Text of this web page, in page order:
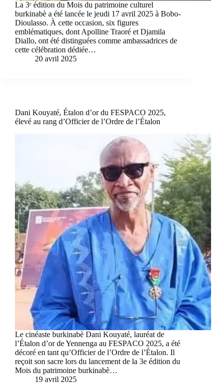
La 3ᵉ édition du Mois du patrimoine culturel
burkinabè a été lancée le jeudi 17 avril 2025 à Bobo-
Dioulasso. À cette occasion, six figures
emblématiques, dont Apolline Traoré et Djamila
Diallo, ont été distinguées comme ambassadrices de
cette célébration dédiée…
20 avril 2025
Dani Kouyaté, Étalon d’or du FESPACO 2025,
élevé au rang d’Officier de l’Ordre de l’Étalon
Le cinéaste burkinabè Dani Kouyaté, lauréat de
l’Étalon d’or de Yennenga au FESPACO 2025, a été
décoré en tant qu’Officier de l’Ordre de l’Étalon. Il
reçoit son sacre lors du lancement de la 3e édition du
Mois du patrimoine burkinabè…
19 avril 2025